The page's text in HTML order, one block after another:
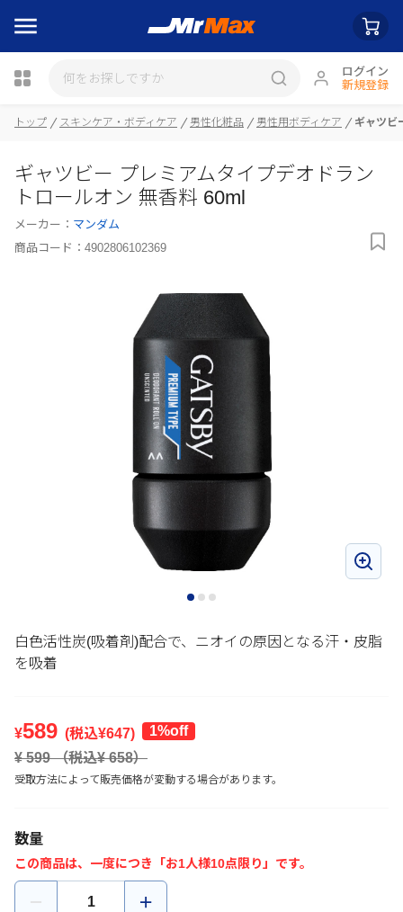
ログイン
新規登録
トップ スキンケア・ボディケア 男性化粧品 男性用ボディケア ギャツビ
ギャツビー プレミアムタイプデオドラン
トロールオン 無香料 60ml
メーカー： マンダム
商品コード： 4902806102369
白色活性炭(吸着剤)配合で、ニオイの原因となる汗・皮脂
を吸着
¥589 (税込¥647)
1%off
¥ 599（税込¥658）
受取方法によって販売価格が変動する場合があります。
数量
この商品は、一度につき「お1人様10点限り」です。